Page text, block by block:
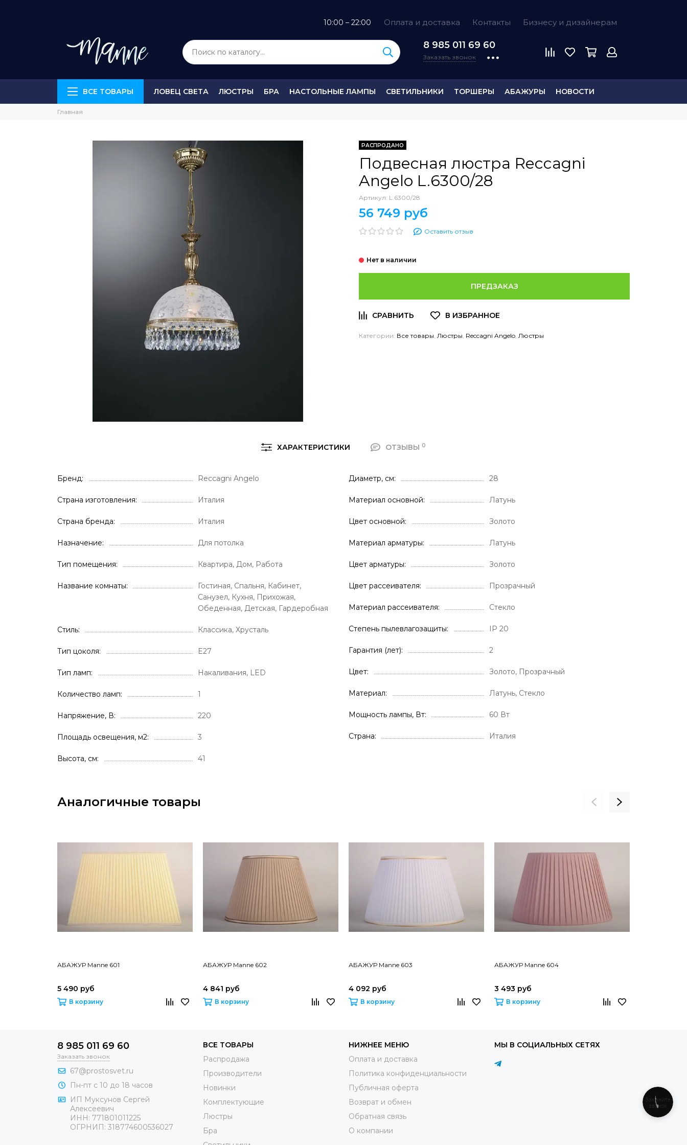
10:00 – 22:00 Оплата и доставка Контакты Бизнесу и дизайнерам
8 985 011 69 60
Заказать звонок
ВСЕ ТОВАРЫ ЛОВЕЦ СВЕТА ЛЮСТРЫ БРА НАСТОЛЬНЫЕ ЛАМПЫ СВЕТИЛЬНИКИ ТОРШЕРЫ АБАЖУРЫ НОВОСТИ
Главная
РАСПРОДАНО
Подвесная люстра Reccagni
Angelo L.6300/28
Артикул: L.6300/28
56 749 руб
Оставить отзыв
ПРЕДЗАКАЗ
Категории: Все товары Люстры Reccagni Angelo Люстры
ХАРАКТЕРИСТИКИ ОТЗЫВЫ 0
Бренд Reccagni Angelo
Страна изготовления Италия
Страна бренда Италия
Назначение Для потолка
Тип помещения Квартира, Дом, Работа
Название комнаты
Гостиная, Спальня, Кабинет,
Санузел, Кухня, Прихожая,
Обеденная, Детская, Гардеробная
Стиль Классика, Хрусталь
Тип цоколя E27
Тип ламп Накаливания, LED
Количество ламп 1
Напряжение, В 220
Площадь освещения, м2 3
Высота, см 41
Диаметр, см 28
Материал основной Латунь
Цвет основной Золото
Материал арматуры Латунь
Цвет арматуры Золото
Цвет рассеивателя Прозрачный
Материал рассеивателя Стекло
Степень пылевлагозащиты IP 20
Гарантия (лет) 2
Цвет Золото, Прозрачный
Материал Латунь, Стекло
Мощность лампы, Вт 60 Вт
Страна Италия
Аналогичные товары
АБАЖУР Manne 601
5 490 руб
В корзину
АБАЖУР Manne 602
4 841 руб
В корзину
АБАЖУР Manne 603
4 092 руб
В корзину
АБАЖУР Manne 604
3 493 руб
В корзину
8 985 011 69 60
Заказать звонок
67@prostosvet.ru
Пн-пт с 10 до 18 часов
ИП Муксунов Сергей
Алексеевич
ИНН: 771801011225
ОГРНИП: 318774600536027
ВСЕ ТОВАРЫ
Распродажа
Производители
Новинки
Комплектующие
Люстры
Бра
НИЖНЕЕ МЕНЮ
Оплата и доставка
Политика конфиденциальности
Публичная оферта
Возврат и обмен
Обратная связь
О компании
МЫ В СОЦИАЛЬНЫХ СЕТЯХ
Закажите
звонок